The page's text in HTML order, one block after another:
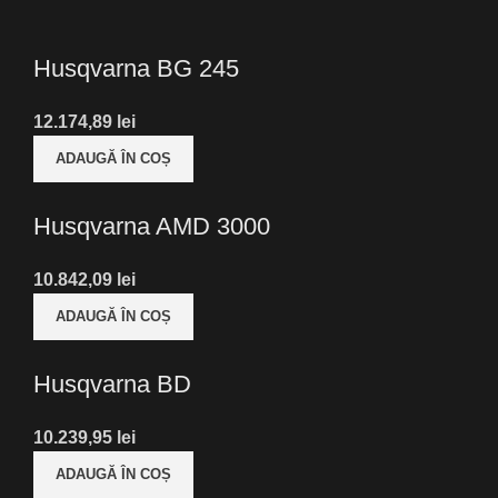
Husqvarna BG 245
lei
ADAUGĂ ÎN COȘ
Husqvarna AMD 3000
lei
ADAUGĂ ÎN COȘ
Husqvarna BD
lei
ADAUGĂ ÎN COȘ